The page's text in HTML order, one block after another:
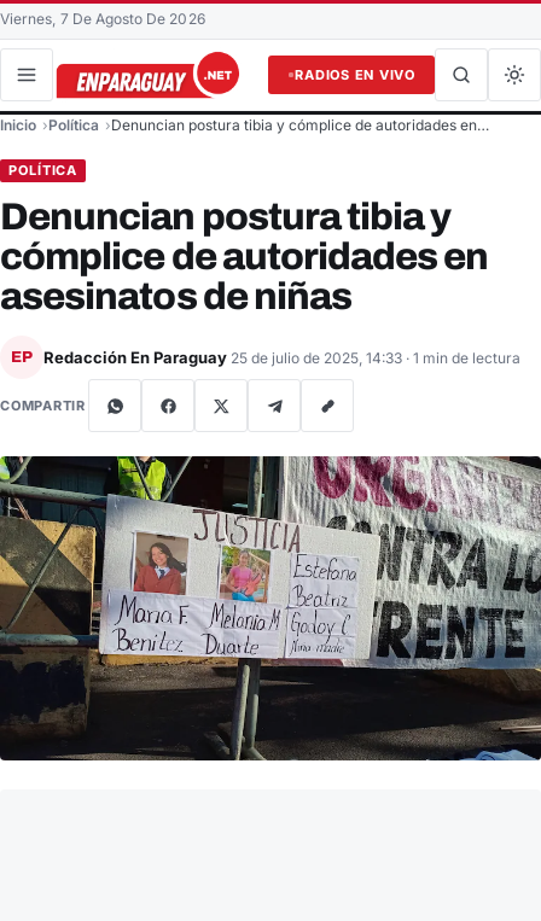
Viernes, 7 De Agosto De 2026
RADIOS EN VIVO
Buscar en el sitio
Inicio Política Denuncian postura tibia y cómplice de autoridades en…
POLÍTICA
Denuncian postura tibia y
cómplice de autoridades en
asesinatos de niñas
EP Redacción En Paraguay 25 de julio de 2025, 14:33 · 1 min de lectura
COMPARTIR